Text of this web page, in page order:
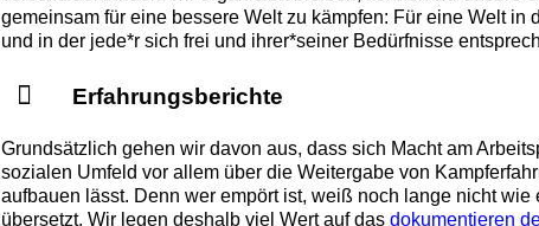
gemeinsam für eine bessere Welt zu kämpfen: Für eine Welt in
und in der jede*r sich frei und ihrer*seiner Bedürfnisse
Erfahrungsberichte
Grundsätzlich gehen wir davon aus, dass sich Macht am
sozialen Umfeld vor allem über die Weitergabe von
aufbauen lässt. Denn wer empört ist, weiß noch lange nicht wie
übersetzt. Wir legen deshalb viel Wert auf dasdokumentieren